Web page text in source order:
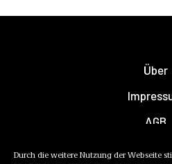
Durch die weitere Nutzung der Webseite
Über
AGB